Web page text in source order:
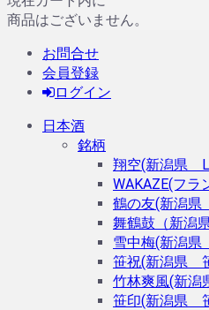
商品はございません。
お問合せ
会員登録
ログイン
日本酒
銘柄
翔空(新潟県
WAKAZE(フラ
鶴の友(新潟
舞鶴鼓（新潟
雪中梅(新潟
笹祝(新潟県
竹林爽風(新
笹印(新潟県